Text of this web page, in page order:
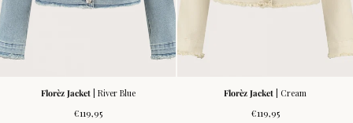
Florèz Jacket | River Blue
Regular
€119,95
Florèz Jacket | Cream
Regular
€119,95